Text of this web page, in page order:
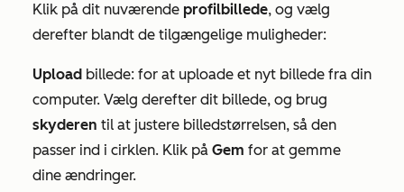
Klik på dit nuværende profilbillede, og vælg
derefter blandt de tilgængelige muligheder:
Upload billede: for at uploade et nyt billede fra din
computer. Vælg derefter dit billede, og brug
skyderen til at justere billedstørrelsen, så den
passer ind i cirklen. Klik på Gem for at gemme
dine ændringer.